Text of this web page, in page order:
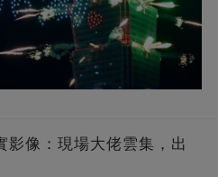
影像：現場大佬雲集，出